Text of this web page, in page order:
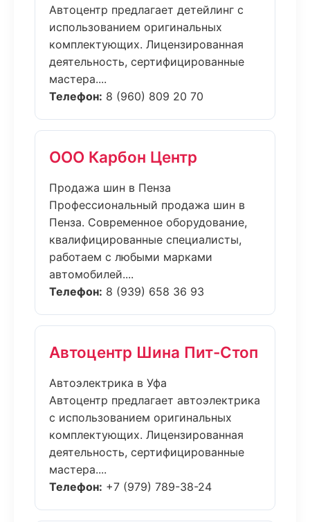
Автоцентр предлагает детейлинг с
использованием оригинальных
комплектующих. Лицензированная
деятельность, сертифицированные
мастера....
Телефон: 8 (960) 809 20 70
ООО Карбон Центр
Продажа шин в Пенза
Профессиональный продажа шин в
Пенза. Современное оборудование,
квалифицированные специалисты,
работаем с любыми марками
автомобилей....
Телефон: 8 (939) 658 36 93
Автоцентр Шина Пит-Стоп
Автоэлектрика в Уфа
Автоцентр предлагает автоэлектрика
с использованием оригинальных
комплектующих. Лицензированная
деятельность, сертифицированные
мастера....
Телефон: +7 (979) 789-38-24